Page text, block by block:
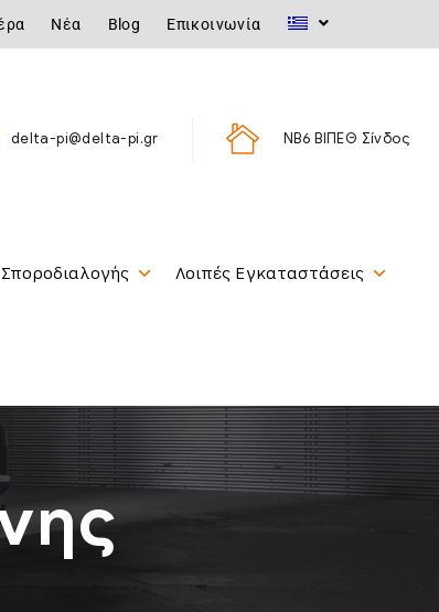
Νέα Blog Επικοινωνία
delta-pi@delta-pi.gr ΝΒ6 ΒΙΠΕΘ Σίνδος
Λοιπές Εγκαταστάσεις